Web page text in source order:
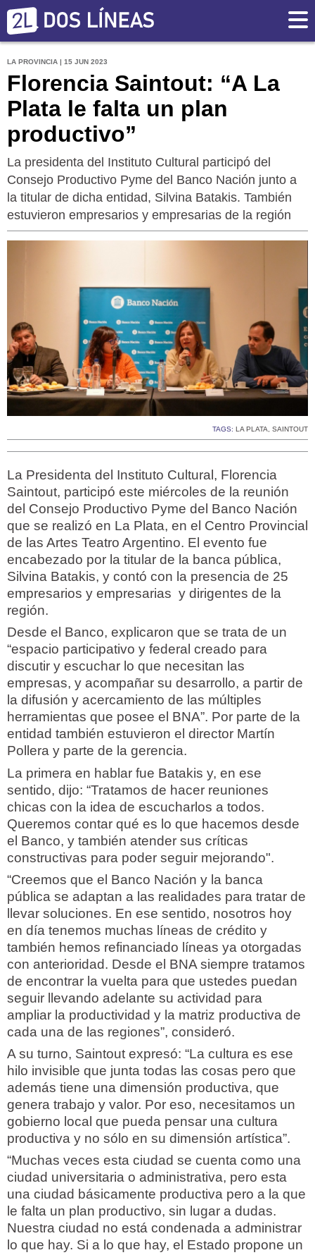
LA PROVINCIA | 15 JUN 2023
Florencia Saintout: “A La
Plata le falta un plan
productivo”
La presidenta del Instituto Cultural participó del
Consejo Productivo Pyme del Banco Nación junto a
la titular de dicha entidad, Silvina Batakis. También
estuvieron empresarios y empresarias de la región
TAGS: LA PLATA, SAINTOUT
La Presidenta del Instituto Cultural, Florencia
Saintout, participó este miércoles de la reunión
del Consejo Productivo Pyme del Banco Nación
que se realizó en La Plata, en el Centro Provincial
de las Artes Teatro Argentino. El evento fue
encabezado por la titular de la banca pública,
Silvina Batakis, y contó con la presencia de 25
empresarios y empresarias y dirigentes de la
región.
Desde el Banco, explicaron que se trata de un
“espacio participativo y federal creado para
discutir y escuchar lo que necesitan las
empresas, y acompañar su desarrollo, a partir de
la difusión y acercamiento de las múltiples
herramientas que posee el BNA”. Por parte de la
entidad también estuvieron el director Martín
Pollera y parte de la gerencia.
La primera en hablar fue Batakis y, en ese
sentido, dijo: “Tratamos de hacer reuniones
chicas con la idea de escucharlos a todos.
Queremos contar qué es lo que hacemos desde
el Banco, y también atender sus críticas
constructivas para poder seguir mejorando".
“Creemos que el Banco Nación y la banca
pública se adaptan a las realidades para tratar de
llevar soluciones. En ese sentido, nosotros hoy
en día tenemos muchas líneas de crédito y
también hemos refinanciado líneas ya otorgadas
con anterioridad. Desde el BNA siempre tratamos
de encontrar la vuelta para que ustedes puedan
seguir llevando adelante su actividad para
ampliar la productividad y la matriz productiva de
cada una de las regiones”, consideró.
A su turno, Saintout expresó: “La cultura es ese
hilo invisible que junta todas las cosas pero que
además tiene una dimensión productiva, que
genera trabajo y valor. Por eso, necesitamos un
gobierno local que pueda pensar una cultura
productiva y no sólo en su dimensión artística”.
“Muchas veces esta ciudad se cuenta como una
ciudad universitaria o administrativa, pero esta
una ciudad básicamente productiva pero a la que
le falta un plan productivo, sin lugar a dudas.
Nuestra ciudad no está condenada a administrar
lo que hay. Si a lo que hay, el Estado propone un